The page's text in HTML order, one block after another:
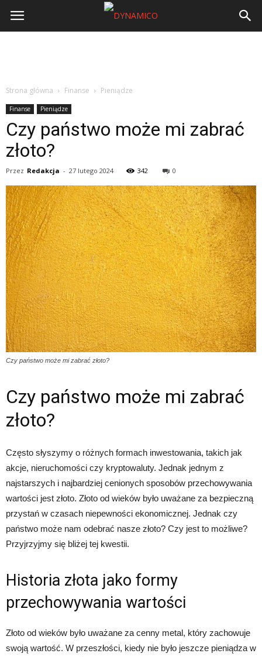
Strona główna Finanse Pieniądze
Finanse Pieniądze
Czy państwo może mi zabrać
złoto?
Przez Redakcja - 27 lutego 2024 342 0
Czy państwo może mi zabrać złoto?
Czy państwo może mi zabrać
złoto?
Często słyszymy o różnych formach inwestowania, takich jak
akcje, nieruchomości czy kryptowaluty. Jednak jednym z
najstarszych i najbardziej cenionych sposobów przechowywania
wartości jest złoto. Złoto od wieków było uważane za bezpieczną
przystań w czasach niepewności ekonomicznej. Jednak czy
państwo może nam odebrać nasze złoto? Czy jest to możliwe?
Przyjrzyjmy się bliżej tej kwestii.
Historia złota jako formy
przechowywania wartości
Złoto od wieków było uważane za cenny metal, który zachowuje
swoją wartość. W przeszłości, kiedy nie było jeszcze pieniądza w